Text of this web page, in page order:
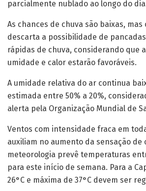
parcialmente nublado ao longo do
As chances de chuva são baixas, mas
descarta a possibilidade de
rápidas de chuva, considerando que
umidade e calor estarão favoráveis.
A umidade relativa do ar continua
estimada entre 50% a 20%,
alerta pela Organização Mundial de
Ventos com intensidade fraca em
auxiliam no aumento da sensação de
meteorologia prevê temperaturas
para este início de semana. Para a
26°C e máxima de 37°C devem ser